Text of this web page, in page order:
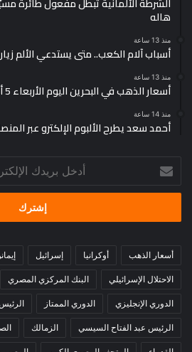
الشرطة الألمانية تبطل مفعول طائرة
هاله
منذ 13 ساعة
أسباب آلام الكعب.. متى يستدعي الألم
منذ 13 ساعة
أسعار الذهب في البحرين اليوم الأربعاء 5 أغسطس 2026
منذ 14 ساعة
أحمد سعد يطرح الألبوم الإلكترو عبر
بريدك
الإلكتروني
أسعار الذهب أوكرانيا إسرائيل
الاحتلال الإسرائيلي البنك المركزي المصري
الدوري الإنجليزي الدوري الممتاز
الرئيس عبد الفتاح السيسي الزمالك